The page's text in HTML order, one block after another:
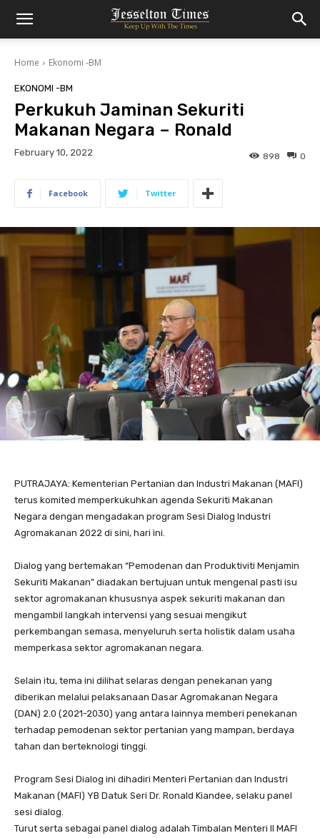
Home Ekonomi -BM
EKONOMI -BM
Perkukuh Jaminan Sekuriti
Makanan Negara – Ronald
February 10, 2022 0
898
Facebook Twitter
PUTRAJAYA: Kementerian Pertanian dan Industri Makanan (MAFI)
terus komited memperkukuhkan agenda Sekuriti Makanan
Negara dengan mengadakan program Sesi Dialog Industri
Agromakanan 2022 di sini, hari ini.
Dialog yang bertemakan “Pemodenan dan Produktiviti Menjamin
Sekuriti Makanan” diadakan bertujuan untuk mengenal pasti isu
sektor agromakanan khususnya aspek sekuriti makanan dan
mengambil langkah intervensi yang sesuai mengikut
perkembangan semasa, menyeluruh serta holistik dalam usaha
memperkasa sektor agromakanan negara.
Selain itu, tema ini dilihat selaras dengan penekanan yang
diberikan melalui pelaksanaan Dasar Agromakanan Negara
(DAN) 2.0 (2021-2030) yang antara lainnya memberi penekanan
terhadap pemodenan sektor pertanian yang mampan, berdaya
tahan dan berteknologi tinggi.
Program Sesi Dialog ini dihadiri Menteri Pertanian dan Industri
Makanan (MAFI) YB Datuk Seri Dr. Ronald Kiandee, selaku panel
sesi dialog.
Turut serta sebagai panel dialog adalah Timbalan Menteri II MAFI